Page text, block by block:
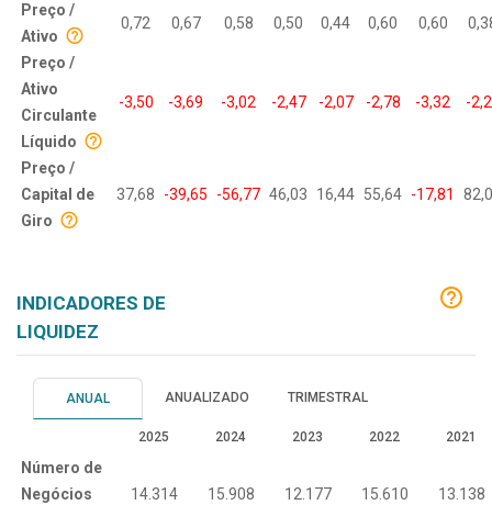
Preço /
Ativo
0,72 0,67 0,58 0,50 0,44 0,60 0,60
Preço /
Ativo
Circulante
Líquido
-3,50 -3,69 -3,02 -2,47 -2,07 -2,78 -3,32 -
Preço /
Capital de
Giro
37,68 -39,65 -56,77 46,03 16,44 55,64 -17,81
INDICADORES DE
LIQUIDEZ
ANUAL ANUALIZADO TRIMESTRAL
2025 2024 2023 2022 2021
Número de
Negócios
14.314 15.908 12.177 15.610 13.138